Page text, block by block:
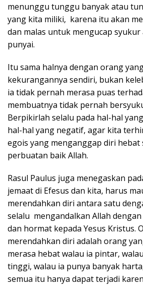
menunggu tunggu banyak atau
yang kita miliki, karena itu akan
dan malas untuk mengucap
punyai.
Itu sama halnya dengan orang
kekurangannya sendiri, bukan
ia tidak pernah merasa puas
membuatnya tidak pernah
Berpikirlah selalu pada hal-hal
hal-hal yang negatif, agar kita
egois yang menganggap diri hebat
perbuatan baik Allah.
Rasul Paulus juga menegaskan
jemaat di Efesus dan kita, harus
merendahkan diri antara satu
selalu mengandalkan Allah
dan hormat kepada Yesus Kristus.
merendahkan diri adalah orang
merasa hebat walau ia pintar,
tinggi, walau ia punya banyak
semua itu hanya dapat terjadi